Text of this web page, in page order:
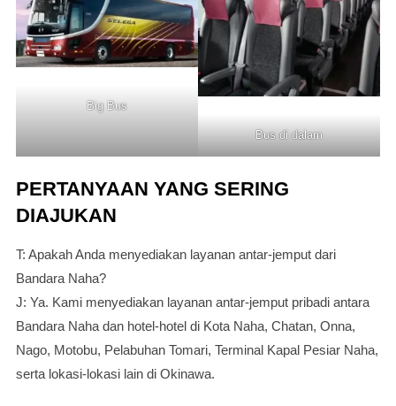
Big Bus
Bus di dalam
PERTANYAAN YANG SERING
DIAJUKAN
T: Apakah Anda menyediakan layanan antar-jemput dari
Bandara Naha?
J: Ya. Kami menyediakan layanan antar-jemput pribadi antara
Bandara Naha dan hotel-hotel di Kota Naha, Chatan, Onna,
Nago, Motobu, Pelabuhan Tomari, Terminal Kapal Pesiar Naha,
serta lokasi-lokasi lain di Okinawa.